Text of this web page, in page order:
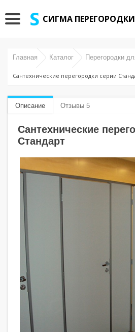
СИГМА ПЕРЕГОРОДКИ
Главная Каталог Перегородки
Сантехнические перегородки серии
Описание Отзывы 5
Сантехнические
Стандарт